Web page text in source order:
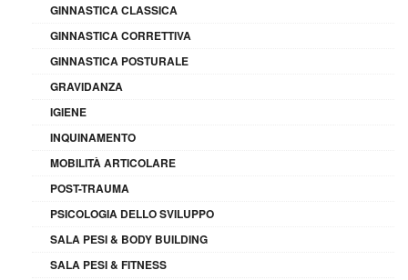
GINNASTICA CLASSICA
GINNASTICA CORRETTIVA
GINNASTICA POSTURALE
GRAVIDANZA
IGIENE
INQUINAMENTO
MOBILITÀ ARTICOLARE
POST-TRAUMA
PSICOLOGIA DELLO SVILUPPO
SALA PESI & BODY BUILDING
SALA PESI & FITNESS